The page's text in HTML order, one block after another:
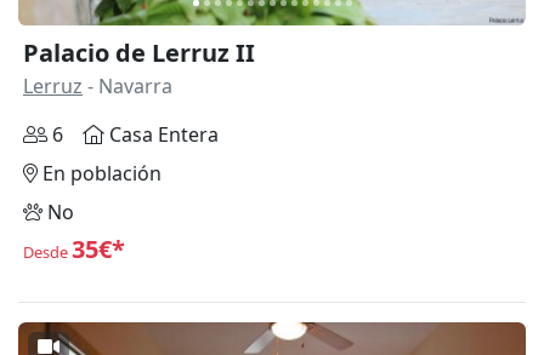
Palacio de Lerruz II
Lerruz - Navarra
6
Casa Entera
En población
No
Desde35€*